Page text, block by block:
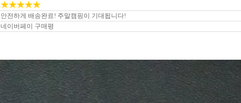
★★★★★
안전하게 배송완료! 주말캠핑이 기대됩니다!
네이버페이 구매평